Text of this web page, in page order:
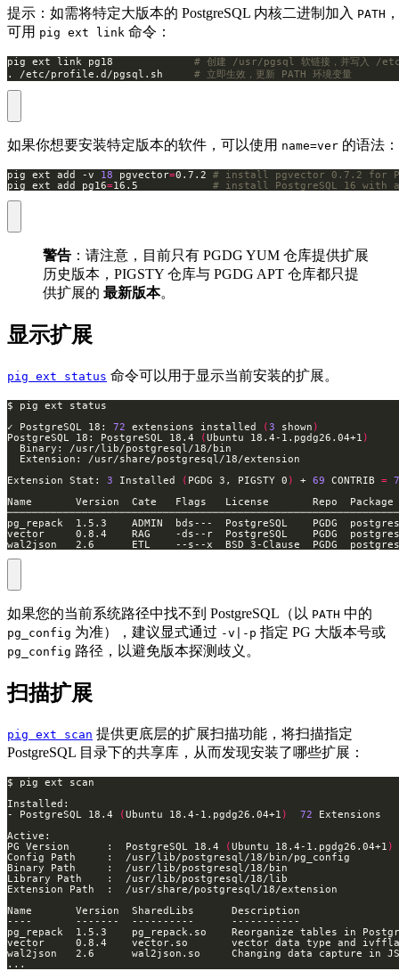
提示：如需将特定大版本的 PostgreSQL 内核二进制加入 PATH ，
可用 pig ext link 命令：
pig ext link pg18 # 创建 /usr/pgsql 软链接，并写入
. /etc/profile.d/pgsql.sh # 立即生效，更新 PATH 环境变量
如果你想要安装特定版本的软件，可以使用 name=ver 的语法：
pig ext add -v 18 pgvector=0.7.2 # install pgvector 0.7.2 for
pig ext add pg16=16.5 # install PostgreSQL 16 with
警告 ：请注意，目前只有 PGDG YUM 仓库提供扩展
历史版本，PIGSTY 仓库与 PGDG APT 仓库都只提
供扩展的 最新版本。
显示扩展
pig ext status 命令可以用于显示当前安装的扩展。
✓ PostgreSQL 18: 72 extensions installed (3 shown )
PostgreSQL 18: PostgreSQL 18.4
(Ubuntu 18.4-1.pgdg26.04+1 )
Extension Stat: 3 Installed ( PGDG 3, PIGSTY 0 ) + 69 CONTRIB =
wal2json   2.6      ETL    --s--x  BSD 3-Clause  PGDG
如果您的当前系统路径中找不到 PostgreSQL（以 PATH 中的
pg_config 为准），建议显式通过 -v|-p 指定 PG 大版本号或
pg_config 路径，以避免版本探测歧义。
扫描扩展
pig ext scan 提供更底层的扩展扫描功能，将扫描指定
PostgreSQL 目录下的共享库，从而发现安装了哪些扩展：
- PostgreSQL 18.4
(Ubuntu 18.4-1.pgdg26.04+1 ) 72
PG Version      :  PostgreSQL 18.4
(Ubuntu 18.4-1.pgdg26.04+1 )
pg_repack  1.5.3    pg_repack.so    Reorganize tables in
vector     0.8.4    vector.so       vector data type and
wal2json   2.6      wal2json.so     Changing data
...